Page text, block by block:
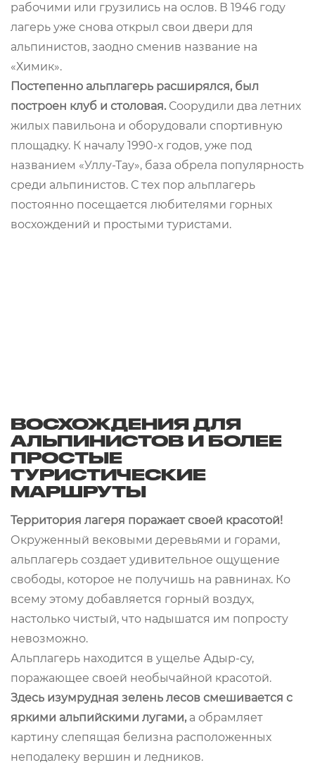
рабочими или грузились на ослов. В 1946 году
лагерь уже снова открыл свои двери для
альпинистов, заодно сменив название на
«Химик».
Постепенно альплагерь расширялся, был
построен клуб и столовая. Соорудили два летних
жилых павильона и оборудовали спортивную
площадку. К началу 1990-х годов, уже под
названием «Уллу-Тау», база обрела популярность
среди альпинистов. С тех пор альплагерь
постоянно посещается любителями горных
восхождений и простыми туристами.
ВОСХОЖДЕНИЯ ДЛЯ
АЛЬПИНИСТОВ И БОЛЕЕ
ПРОСТЫЕ
ТУРИСТИЧЕСКИЕ
МАРШРУТЫ
Территория лагеря поражает своей красотой!
Окруженный вековыми деревьями и горами,
альплагерь создает удивительное ощущение
свободы, которое не получишь на равнинах. Ко
всему этому добавляется горный воздух,
настолько чистый, что надышатся им попросту
невозможно.
Альплагерь находится в ущелье Адыр-су,
поражающее своей необычайной красотой.
Здесь изумрудная зелень лесов смешивается с
яркими альпийскими лугами,а обрамляет
картину слепящая белизна расположенных
неподалеку вершин и ледников.